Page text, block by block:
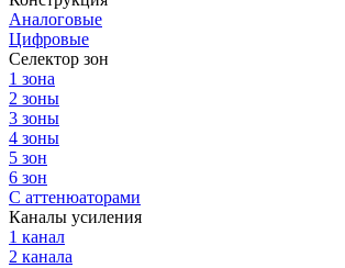
Аналоговые
Цифровые
Селектор зон
1 зона
2 зоны
3 зоны
4 зоны
5 зон
6 зон
С аттенюаторами
Каналы усиления
1 канал
2 канала